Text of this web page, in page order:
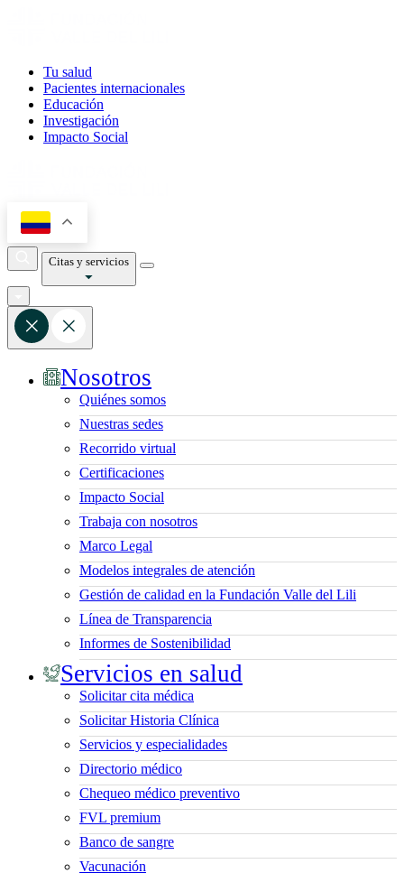
Tu salud
Pacientes internacionales
Educación
Investigación
Impacto Social
Citas y servicios
Nosotros
Quiénes somos
Nuestras sedes
Recorrido virtual
Certificaciones
Impacto Social
Trabaja con nosotros
Marco Legal
Modelos integrales de atención
Gestión de calidad en la Fundación Valle del Lili
Línea de Transparencia
Informes de Sostenibilidad
Servicios en salud
Solicitar cita médica
Solicitar Historia Clínica
Servicios y especialidades
Directorio médico
Chequeo médico preventivo
FVL premium
Banco de sangre
Vacunación